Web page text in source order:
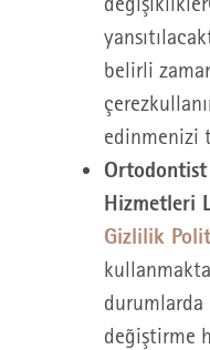
belirli
edinmenizi
Ortodontist
Hizmetleri
Gizlilik
durumlarda
değiştirme